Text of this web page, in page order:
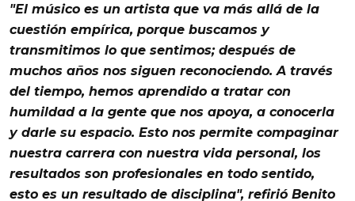
"El músico es un artista que va más allá de la
cuestión empírica, porque buscamos y
transmitimos lo que sentimos; después de
muchos años nos siguen reconociendo. A través
del tiempo, hemos aprendido a tratar con
humildad a la gente que nos apoya, a conocerla
y darle su espacio. Esto nos permite compaginar
nuestra carrera con nuestra vida personal, los
resultados son profesionales en todo sentido,
esto es un resultado de disciplina", refirió Benito